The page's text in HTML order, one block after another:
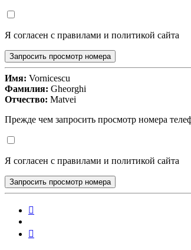
Я согласен с правилами и политикой сайта
Запросить просмотр номера
Имя: Vornicescu
Фамилия: Gheorghi
Отчество: Matvei
Прежде чем запросить просмотр номера
Я согласен с правилами и политикой сайта
Запросить просмотр номера